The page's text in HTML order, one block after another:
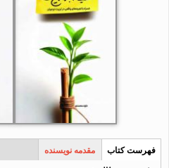
فهرست کتاب (لبه
فعال)
مقدمه نویسنده